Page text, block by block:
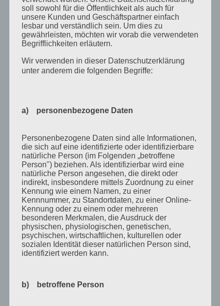
August 2018
Juli 2018
Mai 2018
August 2017
August 2016
Juli 2016
November 2015
September 2015
August 2015
Juli 2015
Mai 2015
April 2015
August 2014
Juni 2014
soll sowohl für die Öffentlichkeit als auch für
unsere Kunden und Geschäftspartner einfach
lesbar und verständlich sein. Um dies zu
gewährleisten, möchten wir vorab die verwendeten
Begrifflichkeiten erläutern.
Wir verwenden in dieser Datenschutzerklärung
unter anderem die folgenden Begriffe:
a) personenbezogene Daten
Personenbezogene Daten sind alle Informationen,
die sich auf eine identifizierte oder identifizierbare
natürliche Person (im Folgenden „betroffene
Person") beziehen. Als identifizierbar wird eine
natürliche Person angesehen, die direkt oder
indirekt, insbesondere mittels Zuordnung zu einer
Kennung wie einem Namen, zu einer
Kennnummer, zu Standortdaten, zu einer Online-
Kennung oder zu einem oder mehreren
besonderen Merkmalen, die Ausdruck der
physischen, physiologischen, genetischen,
psychischen, wirtschaftlichen, kulturellen oder
sozialen Identität dieser natürlichen Person sind,
identifiziert werden kann.
b) betroffene Person